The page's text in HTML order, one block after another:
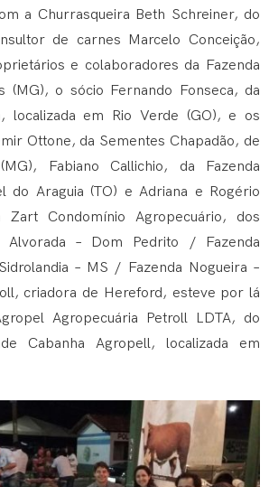
a Churrasqueira Beth Schreiner, do
de carnes Marcelo Conceição,
e colaboradores da Fazenda
(MG), o sócio Fernando Fonseca, da
localizada em Rio Verde (GO), e os
Ottone, da Sementes Chapadão, de
Fabiano Callichio, da Fazenda
do Araguia (TO) e Adriana e Rogério
Condomínio Agropecuário, dos
Alvorada – Dom Pedrito / Fazenda
– MS / Fazenda Nogueira –
criadora de Hereford, esteve por lá
Agropecuária Petroll LDTA, do
Cabanha Agropell, localizada em